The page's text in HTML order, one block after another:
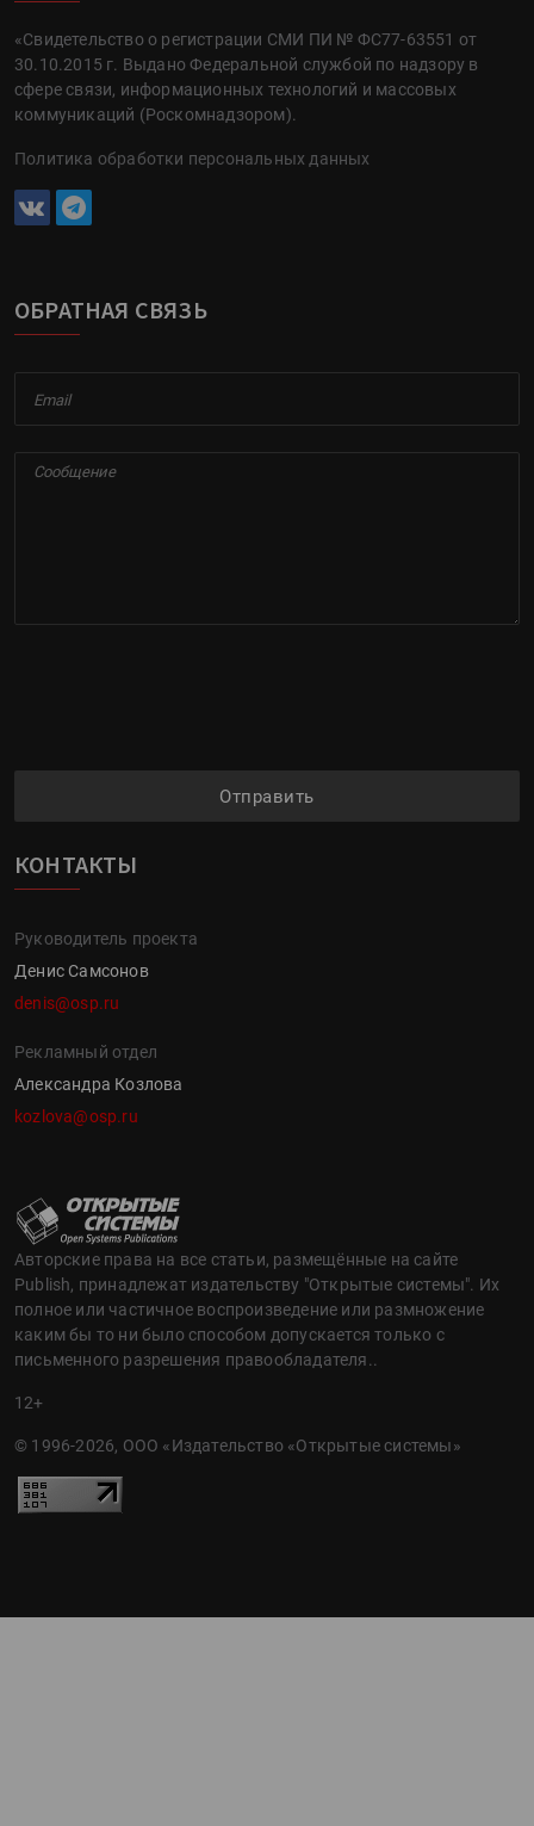
«Свидетельство о регистрации СМИ ПИ № ФС77-63551 от
30.10.2015 г. Выдано Федеральной службой по надзору в
сфере связи, информационных технологий и массовых
коммуникаций (Роскомнадзором).
Политика обработки персональных данных
ОБРАТНАЯ СВЯЗЬ
Отправить
КОНТАКТЫ
Руководитель проекта
Денис Самсонов
denis@osp.ru
Рекламный отдел
Александра Козлова
kozlova@osp.ru
Авторские права на все статьи, размещённые на сайте
Publish, принадлежат издательству "Открытые системы". Их
полное или частичное воспроизведение или размножение
каким бы то ни было способом допускается только с
письменного разрешения правообладателя..
12+
© 1996-2026, ООО «Издательство «Открытые системы»